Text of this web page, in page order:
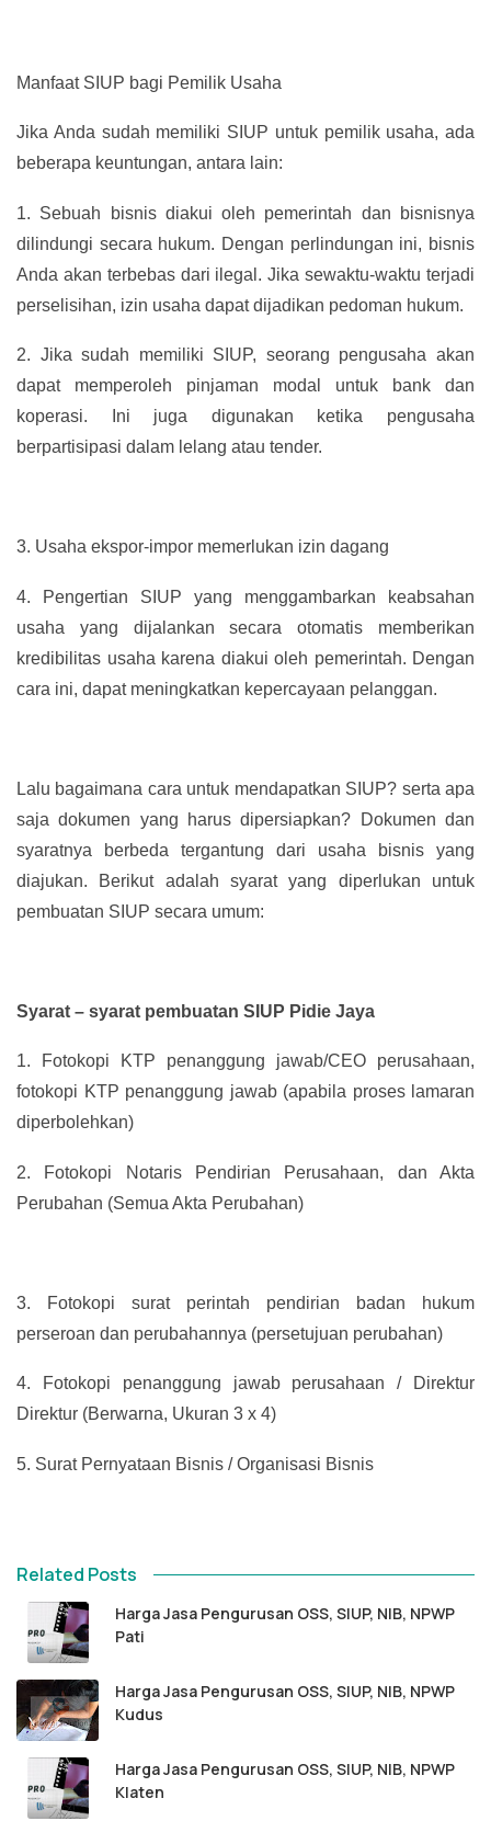
Manfaat SIUP bagi Pemilik Usaha
Jika Anda sudah memiliki SIUP untuk pemilik usaha, ada
beberapa keuntungan, antara lain:
1. Sebuah bisnis diakui oleh pemerintah dan bisnisnya
dilindungi secara hukum. Dengan perlindungan ini, bisnis
Anda akan terbebas dari ilegal. Jika sewaktu-waktu terjadi
perselisihan, izin usaha dapat dijadikan pedoman hukum.
2. Jika sudah memiliki SIUP, seorang pengusaha akan
dapat memperoleh pinjaman modal untuk bank dan
koperasi. Ini juga digunakan ketika pengusaha
berpartisipasi dalam lelang atau tender.
3. Usaha ekspor-impor memerlukan izin dagang
4.
Pengertian SIUP yang menggambarkan keabsahan
usaha yang dijalankan secara otomatis memberikan
kredibilitas usaha karena diakui oleh pemerintah. Dengan
cara ini, dapat meningkatkan kepercayaan pelanggan.
Lalu bagaimana cara untuk mendapatkan SIUP? serta apa
saja dokumen yang harus dipersiapkan? Dokumen dan
syaratnya berbeda tergantung dari usaha bisnis yang
diajukan. Berikut adalah syarat yang diperlukan untuk
pembuatan SIUP secara umum:
Syarat – syarat pembuatan SIUP Pidie Jaya
1.
Fotokopi KTP penanggung jawab/CEO perusahaan,
fotokopi KTP penanggung jawab (apabila proses lamaran
diperbolehkan)
2.
Fotokopi Notaris Pendirian Perusahaan, dan Akta
Perubahan (Semua Akta Perubahan)
3.
Fotokopi surat perintah pendirian badan hukum
perseroan dan perubahannya (persetujuan perubahan)
4.
Fotokopi penanggung jawab perusahaan / Direktur
Direktur (Berwarna, Ukuran 3 x 4)
5. Surat Pernyataan Bisnis / Organisasi Bisnis
Related Posts
Harga Jasa Pengurusan OSS, SIUP, NIB, NPWP
Pati
Harga Jasa Pengurusan OSS, SIUP, NIB, NPWP
Kudus
Harga Jasa Pengurusan OSS, SIUP, NIB, NPWP
Klaten